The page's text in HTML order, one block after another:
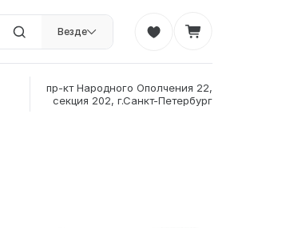
Везде
пр-кт Народного Ополчения 22,
секция 202, г.Санкт-Петербург